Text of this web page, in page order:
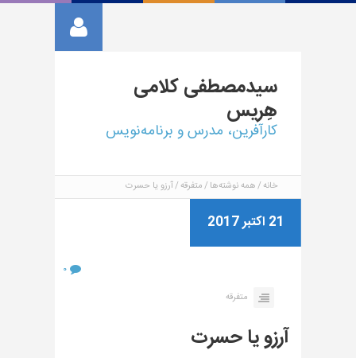
سیدمصطفیکلامی
هِریس
کارآفرین، مدرس و برنامه‌نویس
خانه همه نوشته‌ها متفرقه آرزو یا حسرت
21 اکتبر 2017
۰
متفرقه
آرزو یا حسرت